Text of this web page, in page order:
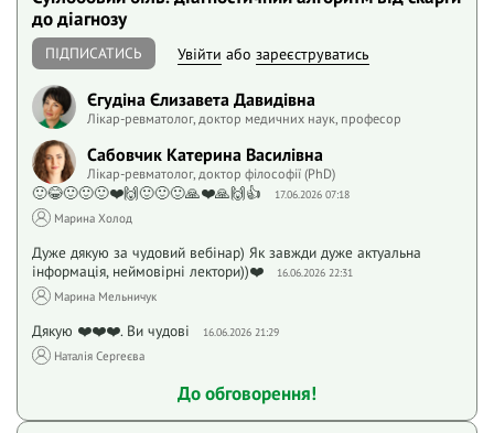
до діагнозу
ПІДПИСАТИСЬ Увійти або зареєструватись
Єгудіна Єлизавета Давидівна
Лікар-ревматолог, доктор медичних наук, професор
Сабовчик Катерина Василівна
Лікар-ревматолог, доктор філософії (PhD)
🙂😂🙂🙂🙂❤️🙌🙂🙂🙂🙏❤️🙏🙌👍 17.06.2026 07:18
Марина Холод
Дуже дякую за чудовий вебінар) Як завжди дуже актуальна
інформація, неймовірні лектори))❤️
16.06.2026 22:31
Марина Мельничук
Дякую ❤️❤️❤️. Ви чудові 16.06.2026 21:29
Наталія Сергеєва
До обговорення!